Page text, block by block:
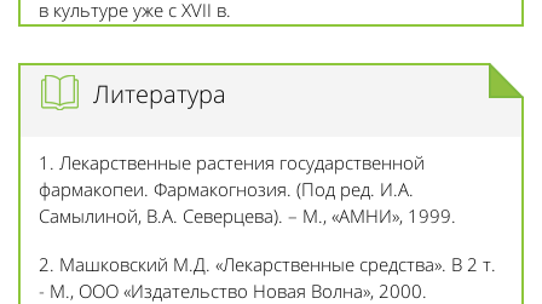
в культуре уже с XVII в.
Литература
1. Лекарственные растения государственной
фармакопеи. Фармакогнозия. (Под ред. И.А.
Самылиной, В.А. Северцева). – М., «АМНИ», 1999.
2. Машковский М.Д. «Лекарственные средства». В 2 т.
- М., ООО «Издательство Новая Волна», 2000.